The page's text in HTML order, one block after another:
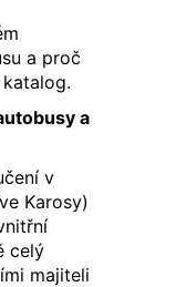
a proč
a
v
Karosy)
celý
majiteli